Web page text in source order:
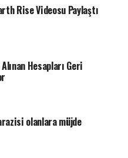
Rise Videosu Paylaştı
Hesapları Geri
olanlara müjde